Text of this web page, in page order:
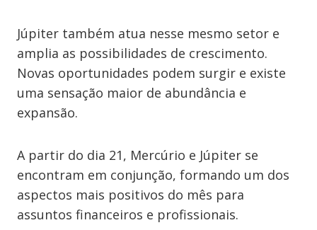
Júpiter também atua nesse mesmo setor e
amplia as possibilidades de crescimento.
Novas oportunidades podem surgir e existe
uma sensação maior de abundância e
expansão.
A partir do dia 21, Mercúrio e Júpiter se
encontram em conjunção, formando um dos
aspectos mais positivos do mês para
assuntos financeiros e profissionais.